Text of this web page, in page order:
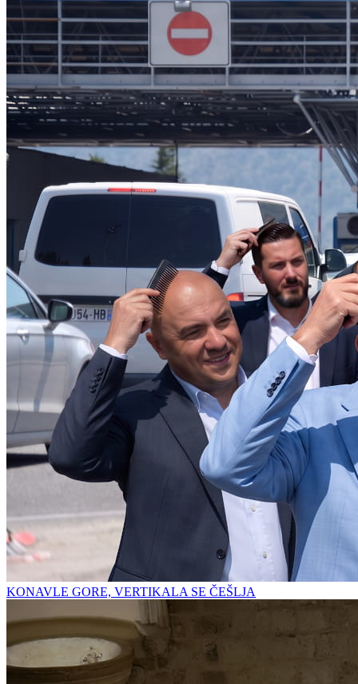
KONAVLE GORE, VERTIKALA SE ČEŠLJA